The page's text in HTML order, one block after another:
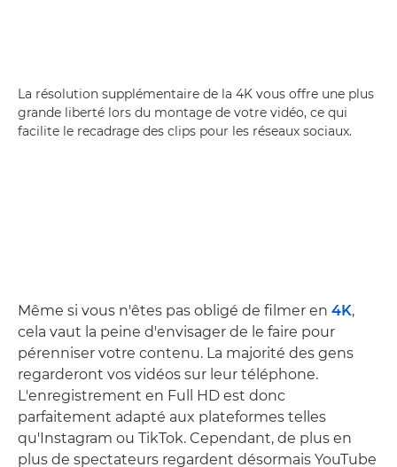
La résolution supplémentaire de la 4K vous offre une plus
grande liberté lors du montage de votre vidéo, ce qui
facilite le recadrage des clips pour les réseaux sociaux.
Même si vous n'êtes pas obligé de filmer en 4K,
cela vaut la peine d'envisager de le faire pour
pérenniser votre contenu. La majorité des gens
regarderont vos vidéos sur leur téléphone.
L'enregistrement en Full HD est donc
parfaitement adapté aux plateformes telles
qu'Instagram ou TikTok. Cependant, de plus en
plus de spectateurs regardent désormais YouTube